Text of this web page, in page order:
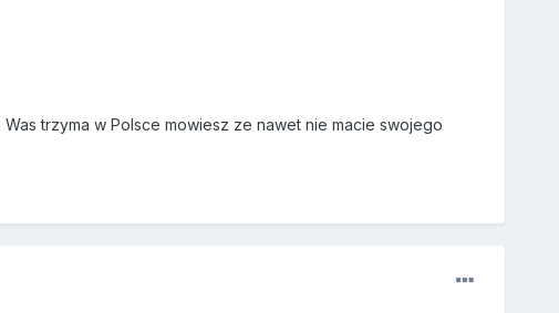
trzyma w Polsce mowiesz ze nawet nie macie swojego